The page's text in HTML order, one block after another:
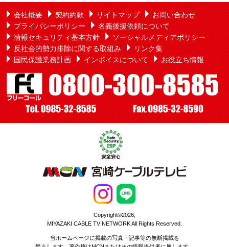
会社概要 契約約款 サイトマップ
お問い合わせ
プライバシーポリシー
名義後援依頼について
情報セキュリティ基本方針
ソーシャルメディアポリシー
反社会的勢力排除に関する取組み
リンク集
国民保護業務計画
インボイスについて お役立ち情報
Copyright©2026,
MIYAZAKI CABLE TV NETWORK All Rights Reserved.
当ホームページに掲載の写真・記事等の無断掲載を